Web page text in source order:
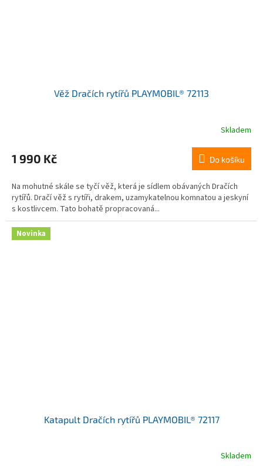
Věž Dračích rytířů PLAYMOBIL® 72113
Skladem
1 990 Kč Do košíku
Na mohutné skále se tyčí věž, která je sídlem obávaných Dračích
rytířů. Dračí věž s rytíři, drakem, uzamykatelnou komnatou a jeskyní
s kostlivcem. Tato bohatě propracovaná...
Novinka
Katapult Dračích rytířů PLAYMOBIL® 72117
Skladem